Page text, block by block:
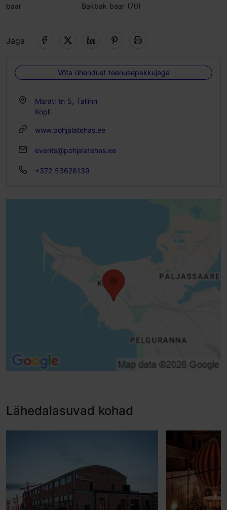
baar
Bakbak baar (70)
Jaga
Võta ühendust teenusepakkujaga
Marati tn 5, Tallinn
Kopli
www.pohjalatehas.ee
events@pohjalatehas.ee
+372 53626139
Lähedalasuvad kohad